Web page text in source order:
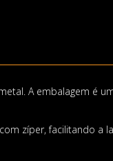
A embalagem é
zíper, facilitando a